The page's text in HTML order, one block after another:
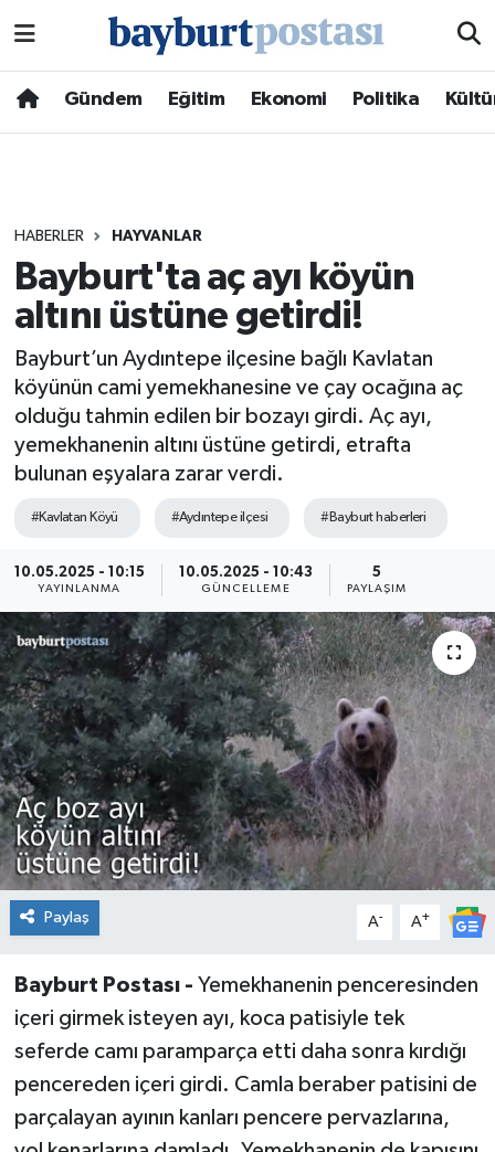
Gündem Eğitim Ekonomi Politika
HABERLER HAYVANLAR
Bayburt'ta aç ayı köyün
altını üstüne getirdi!
Bayburt’un Aydıntepe ilçesine bağlı Kavlatan
köyünün cami yemekhanesine ve çay ocağına aç
olduğu tahmin edilen bir bozayı girdi. Aç ayı,
yemekhanenin altını üstüne getirdi, etrafta
bulunan eşyalara zarar verdi.
#Kavlatan Köyü #Aydıntepe ilçesi #Bayburt haberleri
10.05.2025 - 10:15
YAYINLANMA
10.05.2025 - 10:43
GÜNCELLEME
5
PAYLAŞIM
Paylaş A- A+
Bayburt Postası - Yemekhanenin penceresinden
içeri girmek isteyen ayı, koca patisiyle tek
seferde camı paramparça etti daha sonra kırdığı
pencereden içeri girdi. Camla beraber patisini de
parçalayan ayının kanları pencere pervazlarına,
Hava Durumu
Süper Lig Puan Durumu ve Fikstür
Tüm Manşetler
Son Dakika Haberleri
Haber Arşivi